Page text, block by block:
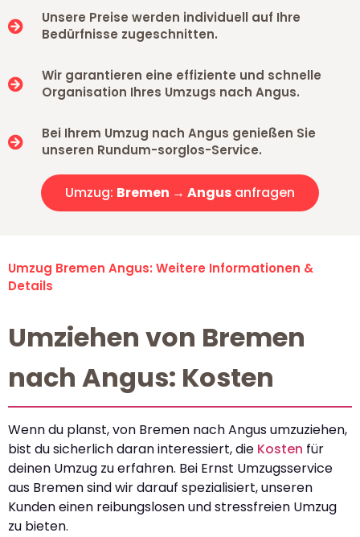
Unsere Preise werden individuell auf Ihre
Bedürfnisse zugeschnitten.
Wir garantieren eine effiziente und schnelle
Organisation Ihres Umzugs nach Angus.
Bei Ihrem Umzug nach Angus genießen Sie
unseren Rundum-sorglos-Service.
Umzug: Bremen → Angus anfragen
Umzug Bremen Angus: Weitere Informationen &
Details
Umziehen von Bremen
nach Angus: Kosten
Wenn du planst, von Bremen nach Angus umzuziehen,
bist du sicherlich daran interessiert, die Kosten für
deinen Umzug zu erfahren. Bei Ernst Umzugsservice
aus Bremen sind wir darauf spezialisiert, unseren
Kunden einen reibungslosen und stressfreien Umzug
zu bieten.